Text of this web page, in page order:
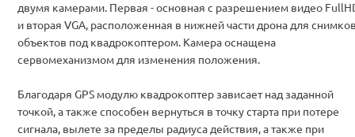
двумя камерами. Первая - основная с разрешением видео
и вторая VGA, расположенная в нижней части дрона для
объектов под квадрокоптером. Камера оснащена
сервомеханизмом для изменения положения.
Благодаря GPS модулю квадрокоптер зависает над заданной
точкой, а также способен вернуться в точку старта при потере
сигнала, вылете за пределы радиуса действия, а также при